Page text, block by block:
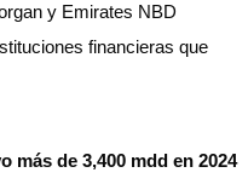
y Emirates NBD
financieras que
más de 3,400 mdd en 2024